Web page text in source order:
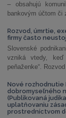
– obsahujú
bankovým účtom či
Rozvod, úmrtie,
firmy často
Slovenské
vzniká vtedy,
peňaženke“.
Nové rozhodnutie
dobromyseľného
(Publikovaná
uplatňovaniu
prostredníctvom